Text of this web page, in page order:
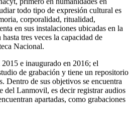
todo tipo de expresión cultural es
corporalidad, ritualidad,
en sus instalaciones ubicadas en la
tres veces la capacidad de
Nacional.
e inaugurado en 2016; el
de grabación y tiene un repositorio
Dentro de sus objetivos se encuentra
del Lanmovil, es decir registrar audios
apartadas, como grabaciones